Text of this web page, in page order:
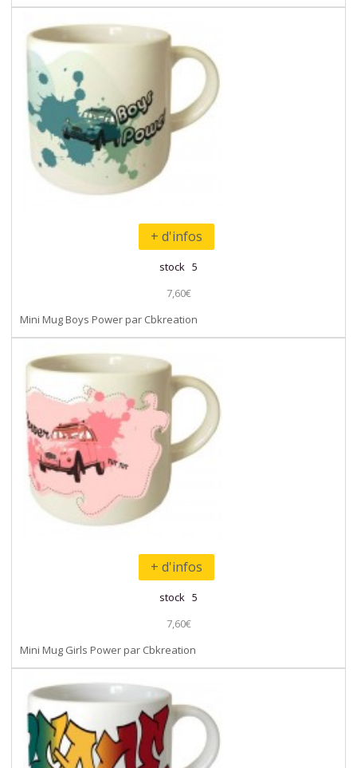
+ d'infos
stock 5
7,60€
Mini Mug Boys Power par Cbkreation
+ d'infos
stock 5
7,60€
Mini Mug Girls Power par Cbkreation